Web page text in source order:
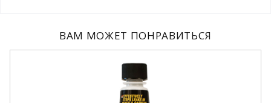
ВАМ МОЖЕТ ПОНРАВИТЬСЯ